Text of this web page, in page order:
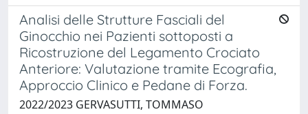
Analisi delle Strutture Fasciali del
Ginocchio nei Pazienti sottoposti a
Ricostruzione del Legamento Crociato
Anteriore: Valutazione tramite Ecografia,
Approccio Clinico e Pedane di Forza.
2022/2023 GERVASUTTI, TOMMASO